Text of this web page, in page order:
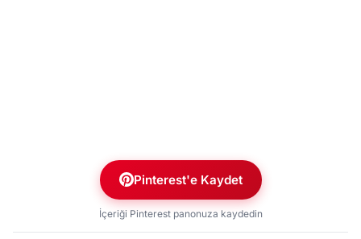
Pinterest'e Kaydet
İçeriği Pinterest panonuza kaydedin